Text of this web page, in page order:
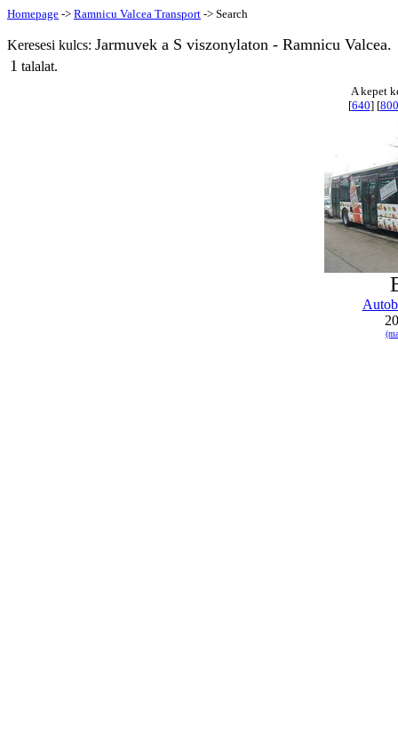
Homepage -> Ramnicu Valcea Transport -> Search
Keresesi kulcs: Jarmuvek a S viszonylaton - Ramnicu Valcea.
1 talalat.
A kepet
[640] [800